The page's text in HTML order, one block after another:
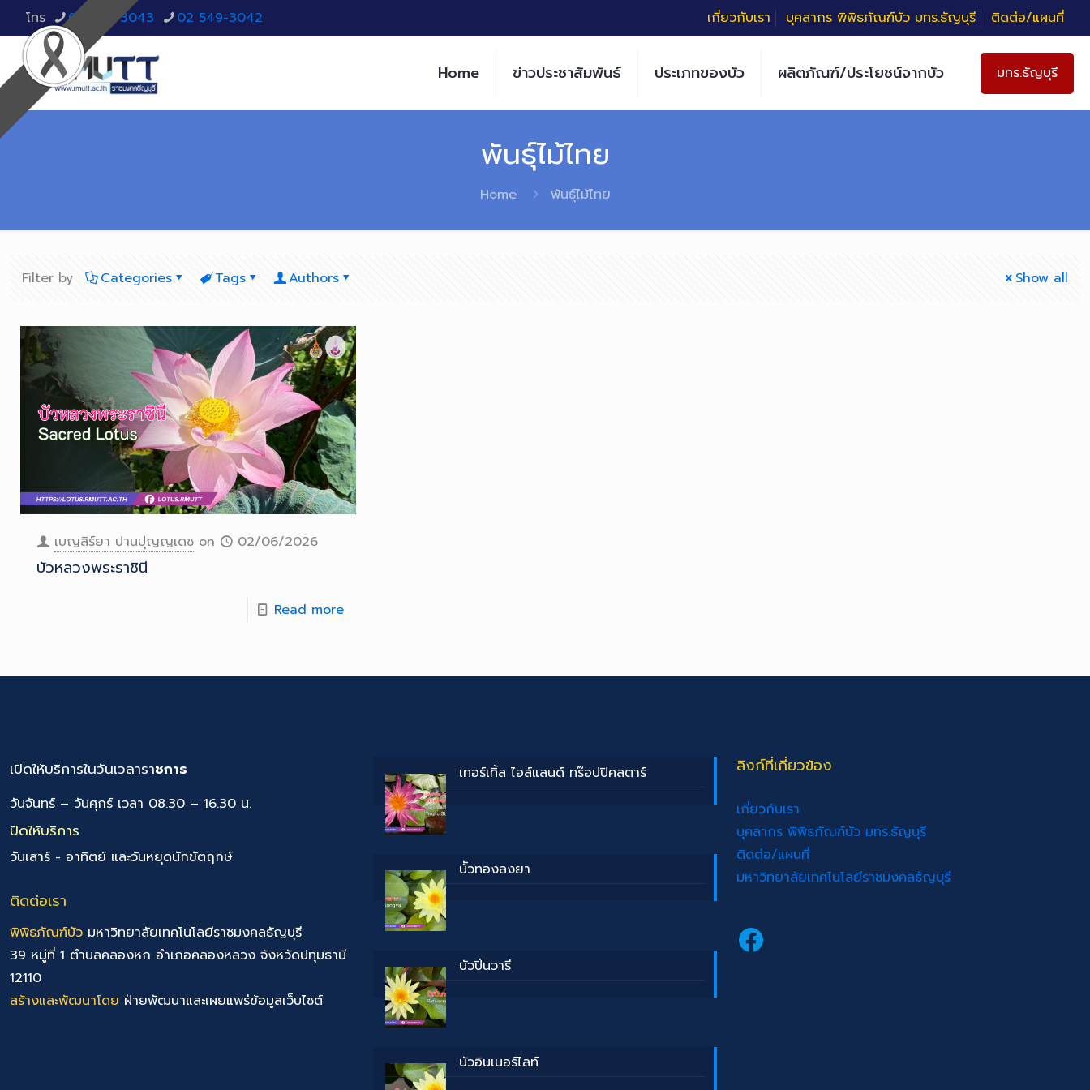
โทร 02 549-3043 02 549-3042 เกี่ยวกับเรา บุคลากร พิพิธภัณฑ์บัว มทร.ธัญบุรี ติดต่อ/แผนที่
Home ข่าวประชาสัมพันธ์ ประเภทของบัว ผลิตภัณฑ์/ประโยชน์จากบัว มทร.ธัญบุรี
พันธุ์ไม้ไทย
Home พันธุ์ไม้ไทย
Filter by Categories Tags Authors Show all
เบญสิร์ยา ปานปุญญเดช on 02/06/2026
บัวหลวงพระราชินี
Read more
เปิดให้บริการในวันเวลาราชการ
วันจันทร์ – วันศุกร์ เวลา 08.30 – 16.30 น.
ปิดให้บริการ
วันเสาร์ - อาทิตย์ และวันหยุดนักขัตฤกษ์
ติดต่อเรา
พิพิธภัณฑ์บัว มหาวิทยาลัยเทคโนโลยีราชมงคลธัญบุรี
39 หมู่ที่ 1 ตำบลคลองหก อำเภอคลองหลวง จังหวัดปทุมธานี
12110
สร้างและพัฒนาโดย ฝ่ายพัฒนาและเผยแพร่ข้อมูลเว็บไซต์
เทอร์เทิ้ล ไอส์แลนด์ ทร๊อปปิคสตาร์
บััวทองลงยา
บัวปิ่นวารี
บัวอินเนอร์ไลท์
ลิงก์ที่เกี่ยวข้อง
เกี่ยวกับเรา
บุคลากร พิพิธภัณฑ์บัว มทร.ธัญบุรี
ติดต่อ/แผนที่
มหาวิทยาลัยเทคโนโลยีราชมงคลธัญบุรี
Facebook